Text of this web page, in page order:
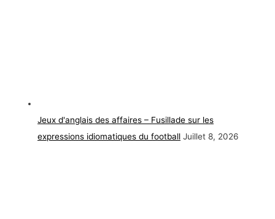
Jeux d'anglais des affaires – Fusillade sur les
expressions idiomatiques du football Juillet 8, 2026